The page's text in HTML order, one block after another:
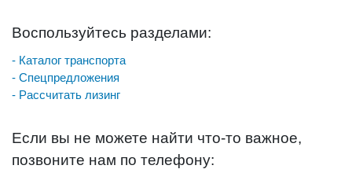
Воспользуйтесь разделами:
- Каталог транспорта
- Спецпредложения
- Рассчитать лизинг
Если вы не можете найти что-то важное,
позвоните нам по телефону: